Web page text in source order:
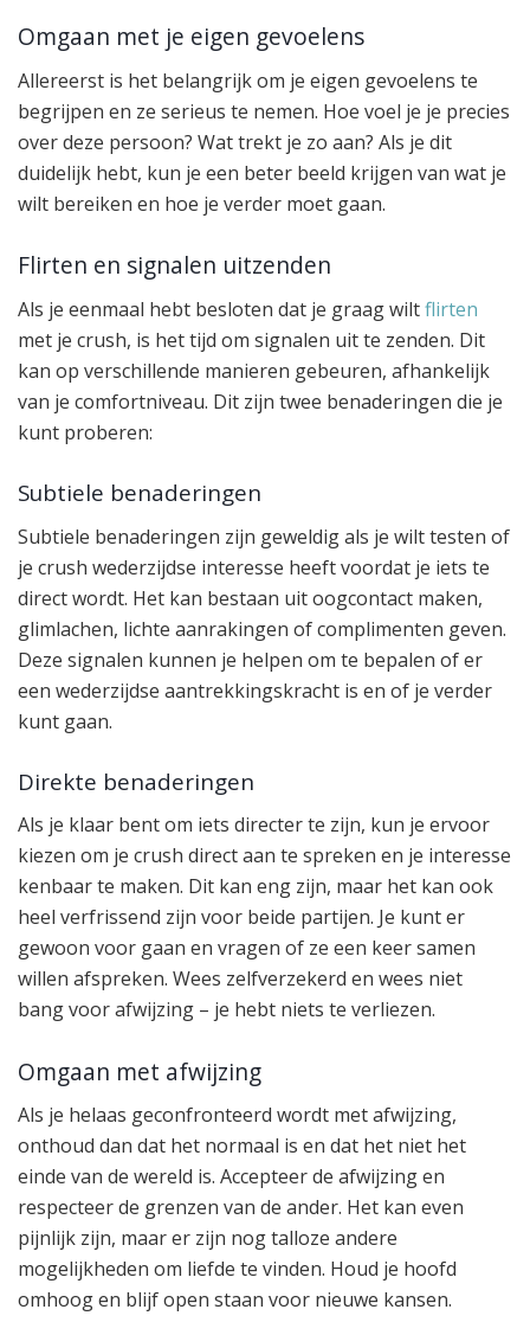
Omgaan met je eigen gevoelens
Allereerst is het belangrijk om je eigen gevoelens te
begrijpen en ze serieus te nemen. Hoe voel je je precies
over deze persoon? Wat trekt je zo aan? Als je dit
duidelijk hebt, kun je een beter beeld krijgen van wat je
wilt bereiken en hoe je verder moet gaan.
Flirten en signalen uitzenden
Als je eenmaal hebt besloten dat je graag wiltflirten
met je crush, is het tijd om signalen uit te zenden. Dit
kan op verschillende manieren gebeuren, afhankelijk
van je comfortniveau. Dit zijn twee benaderingen die je
kunt proberen:
Subtiele benaderingen
Subtiele benaderingen zijn geweldig als je wilt testen of
je crush wederzijdse interesse heeft voordat je iets te
direct wordt. Het kan bestaan uit oogcontact maken,
glimlachen, lichte aanrakingen of complimenten geven.
Deze signalen kunnen je helpen om te bepalen of er
een wederzijdse aantrekkingskracht is en of je verder
kunt gaan.
Direkte benaderingen
Als je klaar bent om iets directer te zijn, kun je ervoor
kiezen om je crush direct aan te spreken en je interesse
kenbaar te maken. Dit kan eng zijn, maar het kan ook
heel verfrissend zijn voor beide partijen. Je kunt er
gewoon voor gaan en vragen of ze een keer samen
willen afspreken. Wees zelfverzekerd en wees niet
bang voor afwijzing – je hebt niets te verliezen.
Omgaan met afwijzing
Als je helaas geconfronteerd wordt met afwijzing,
onthoud dan dat het normaal is en dat het niet het
einde van de wereld is. Accepteer de afwijzing en
respecteer de grenzen van de ander. Het kan even
pijnlijk zijn, maar er zijn nog talloze andere
mogelijkheden om liefde te vinden. Houd je hoofd
omhoog en blijf open staan voor nieuwe kansen.